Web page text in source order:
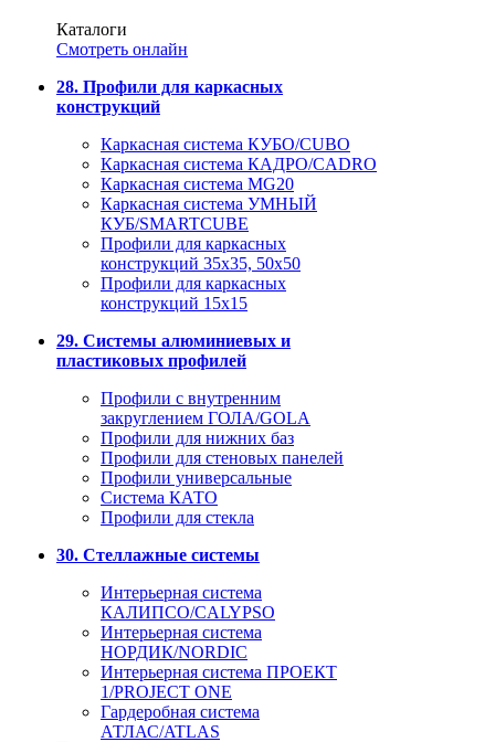
Каталоги
Смотреть онлайн
28. Профили для каркасных
конструкций
Каркасная система КУБО/CUBO
Каркасная система КАДРО/CADRO
Каркасная система MG20
Каркасная система УМНЫЙ
КУБ/SMARTCUBE
Профили для каркасных
конструкций 35x35, 50x50
Профили для каркасных
конструкций 15х15
29. Системы алюминиевых и
пластиковых профилей
Профили с внутренним
закруглением ГОЛА/GOLA
Профили для нижних баз
Профили для стеновых панелей
Профили универсальные
Система КАТО
Профили для стекла
30. Стеллажные системы
Интерьерная система
КАЛИПСО/CALYPSO
Интерьерная система
НОРДИК/NORDIC
Интерьерная система ПРОЕКТ
1/PROJECT ONE
Гардеробная система
АТЛАС/ATLAS